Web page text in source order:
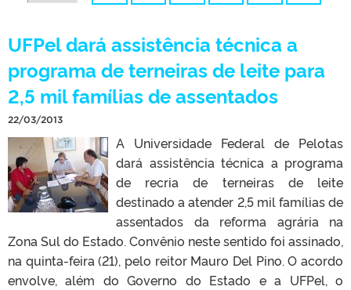
UFPel dará assistência técnica a
programa de terneiras de leite para
2,5 mil famílias de assentados
22/03/2013
A Universidade Federal de Pelotas
dará assistência técnica a programa
de recria de terneiras de leite
destinado a atender 2,5 mil famílias de
assentados da reforma agrária na
Zona Sul do Estado. Convênio neste sentido foi assinado,
na quinta-feira (21), pelo reitor Mauro Del Pino. O acordo
envolve, além do Governo do Estado e a UFPel, o